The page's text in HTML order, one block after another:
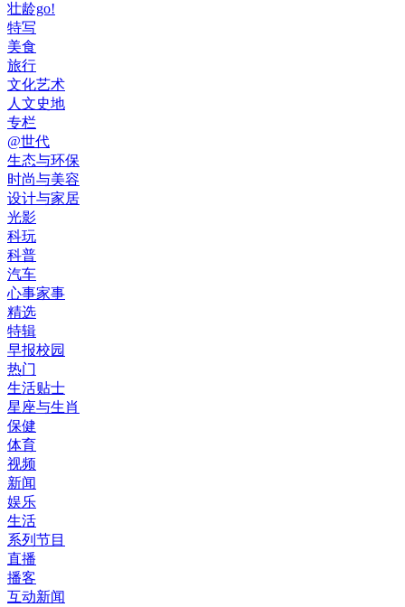
壮龄go!
特写
美食
旅行
文化艺术
人文史地
专栏
@世代
生态与环保
时尚与美容
设计与家居
光影
科玩
科普
汽车
心事家事
精选
特辑
早报校园
热门
生活贴士
星座与生肖
保健
体育
视频
新闻
娱乐
生活
系列节目
直播
播客
互动新闻